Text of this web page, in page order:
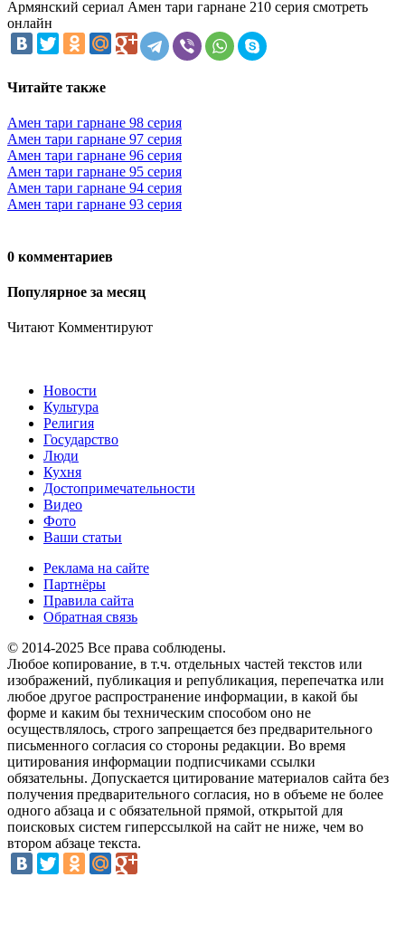
Армянский сериал Амен тари гарнане 210 серия смотреть
онлайн
Читайте также
Амен тари гарнане 98 серия
Амен тари гарнане 97 серия
Амен тари гарнане 96 серия
Амен тари гарнане 95 серия
Амен тари гарнане 94 серия
Амен тари гарнане 93 серия
0 комментариев
Популярное за месяц
Читают Комментируют
Новости
Культура
Религия
Государство
Люди
Кухня
Достопримечательности
Видео
Фото
Ваши статьи
Реклама на сайте
Партнёры
Правила сайта
Обратная связь
© 2014-2025 Все права соблюдены.
Любое копирование, в т.ч. отдельных частей текстов или
изображений, публикация и републикация, перепечатка или
любое другое распространение информации, в какой бы
форме и каким бы техническим способом оно не
осуществлялось, строго запрещается без предварительного
письменного согласия со стороны редакции. Во время
цитирования информации подписчиками ссылки
обязательны. Допускается цитирование материалов сайта без
получения предварительного согласия, но в объеме не более
одного абзаца и с обязательной прямой, открытой для
поисковых систем гиперссылкой на сайт не ниже, чем во
втором абзаце текста.